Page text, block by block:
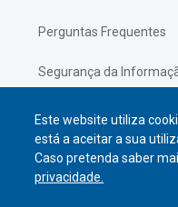
Este website utiliza
está a aceitar a sua
Caso pretenda saber
privacidade.
Perguntas Frequentes
Segurança da
Política de Privacidade